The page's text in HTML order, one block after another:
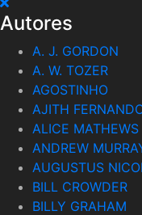
Autores
A. J. GORDON
A. W. TOZER
AGOSTINHO
AJITH
ALICE MATHEWS
ANDREW
AUGUSTUS
BILL CROWDER
BILLY GRAHAM